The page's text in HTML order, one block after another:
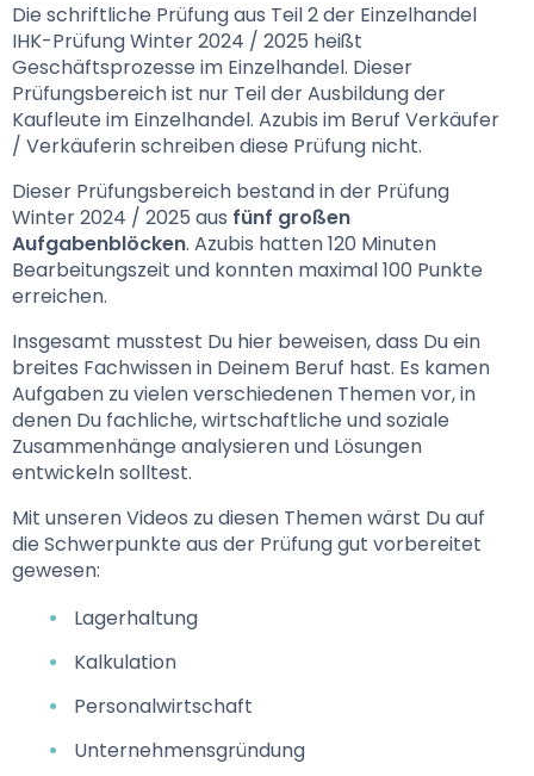
Die schriftliche Prüfung aus Teil 2 der Einzelhandel
IHK-Prüfung Winter 2024 / 2025 heißt
Geschäftsprozesse im Einzelhandel. Dieser
Prüfungsbereich ist nur Teil der Ausbildung der
Kaufleute im Einzelhandel. Azubis im Beruf Verkäufer
/ Verkäuferin schreiben diese Prüfung nicht.
Dieser Prüfungsbereich bestand in der Prüfung
Winter 2024 / 2025 aus fünf großen
Aufgabenblöcken. Azubis hatten 120 Minuten
Bearbeitungszeit und konnten maximal 100 Punkte
erreichen.
Insgesamt musstest Du hier beweisen, dass Du ein
breites Fachwissen in Deinem Beruf hast. Es kamen
Aufgaben zu vielen verschiedenen Themen vor, in
denen Du fachliche, wirtschaftliche und soziale
Zusammenhänge analysieren und Lösungen
entwickeln solltest.
Mit unseren Videos zu diesen Themen wärst Du auf
die Schwerpunkte aus der Prüfung gut vorbereitet
gewesen:
Lagerhaltung
Kalkulation
Personalwirtschaft
Unternehmensgründung